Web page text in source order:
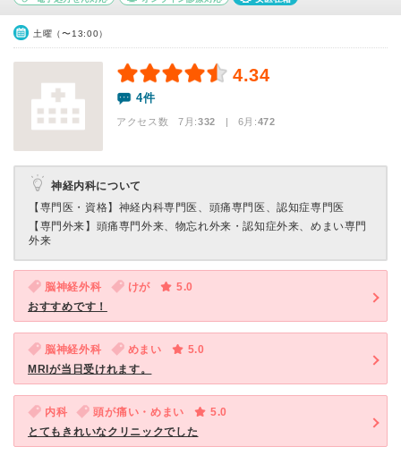
土曜（〜13:00）
4.34
4件
アクセス数 7月:332 | 6月:472
神経内科について
【専門医・資格】 神経内科専門医、頭痛専門医、認知症専門医
【専門外来】 頭痛専門外来、物忘れ外来・認知症外来、めまい専門
外来
脳神経外科 けが
5.0
おすすめです！
脳神経外科 めまい
5.0
MRIが当日受けれます。
内科 頭が痛い・めまい
5.0
とてもきれいなクリニックでした